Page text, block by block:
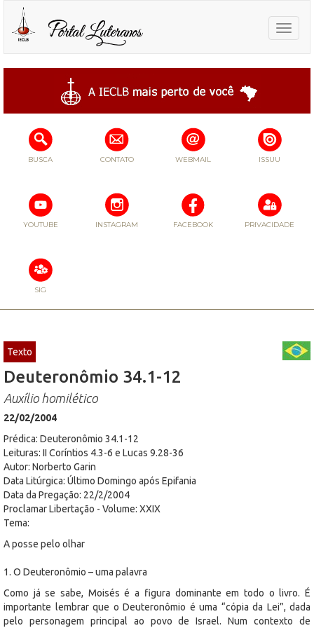
Toggle
BUSCA CONTATO WEBMAIL ISSUU
YOUTUBE INSTAGRAM FACEBOOK PRIVACIDADE
SIG
Texto
Deuteronômio 34.1-12
Auxílio homilético
22/02/2004
Prédica: Deuteronômio 34.1-12
Leituras: II Coríntios 4.3-6 e Lucas 9.28-36
Autor: Norberto Garin
Data Litúrgica: Último Domingo após Epifania
Data da Pregação: 22/2/2004
Proclamar Libertação - Volume: XXIX
Tema:
A posse pelo olhar
1. O Deuteronômio – uma palavra
Como já se sabe, Moisés é a figura dominante em todo o livro. É
importante lembrar que o Deuteronômio é uma “cópia da Lei”, dada
pelo personagem principal ao povo de Israel. Num contexto de